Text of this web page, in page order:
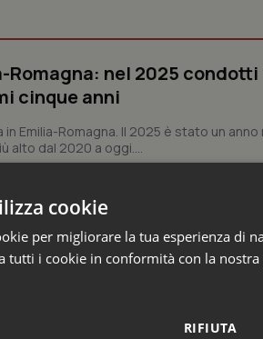
nel 2025 condotti
cinque anni
Emilia-Romagna. Il 2025 è stato un
alto dal 2020 a oggi....
al lavoro, Decaro accelera
crisi sanitaria appena istituita con
sanità pugliese,...
cookie
per migliorare la tua esperienza di
tutti i cookie in conformità con la
RIFIUTA